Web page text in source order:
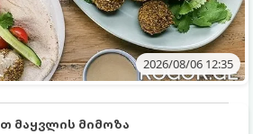
2026/08/06 12:35
მაყვლის მიმოზა